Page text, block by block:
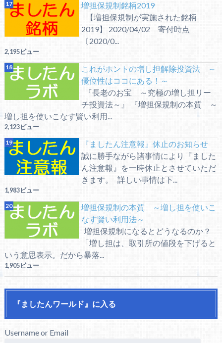
増担保規制銘柄2019
【増担保規制が実施された銘柄
2019】 2020/04/02 寄付時点
〔2020/0...
2,195ビュー
これがホントの増し担解除投資法 ～
優位性はココにある！～
『長老のお宝 ～究極の増し担リー
チ投資法～』 『増担保規制の本質 ～
増し担を使いこなす賢い利用...
2,123ビュー
『ましたん注意報』休止のお知らせ
誠に勝手ながら諸事情により『ました
ん注意報』を一時休止とさせていただ
きます。 詳しい事情は下...
1,983ビュー
増担保規制の本質 ～増し担を使いこ
なす賢い利用法～
増担保規制になるとどうなるのか？
「増し担は、取引所の値段を下げると
いう意思表示。だから暴落...
1,905ビュー
『ましたんワールド』に入る
Username or Email